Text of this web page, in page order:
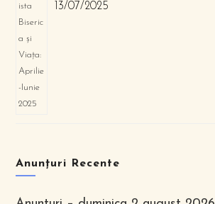
13/07/2025
Anunțuri Recente